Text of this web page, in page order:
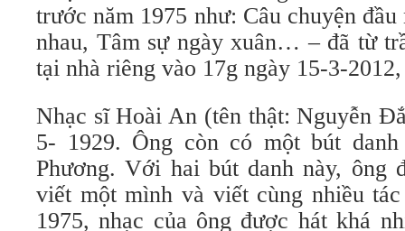
trước năm 1975 như: Câu chuyện
nhau, Tâm sự ngày xuân… – đã từ
tại nhà riêng vào 17g ngày 15-3-
Nhạc sĩ Hoài An (tên thật: Nguyễn
5- 1929. Ông còn có một bút
Phương. Với hai bút danh này, ông
viết một mình và viết cùng nhiều
1975, nhạc của ông được hát khá